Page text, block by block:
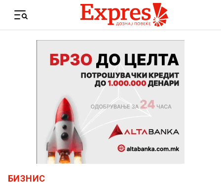
Menu
БИЗНИС